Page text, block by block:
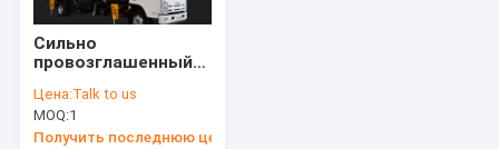
Сильно
провозглашенный
Prm медицинский
безопасное и
непрекращающийся
Цена:Talk to us
MOQ:1
Получить последнюю цену